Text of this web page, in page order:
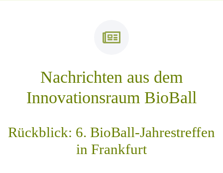
Nachrichten aus dem
Innovationsraum BioBall
Rückblick: 6. BioBall-Jahrestreffen
in Frankfurt